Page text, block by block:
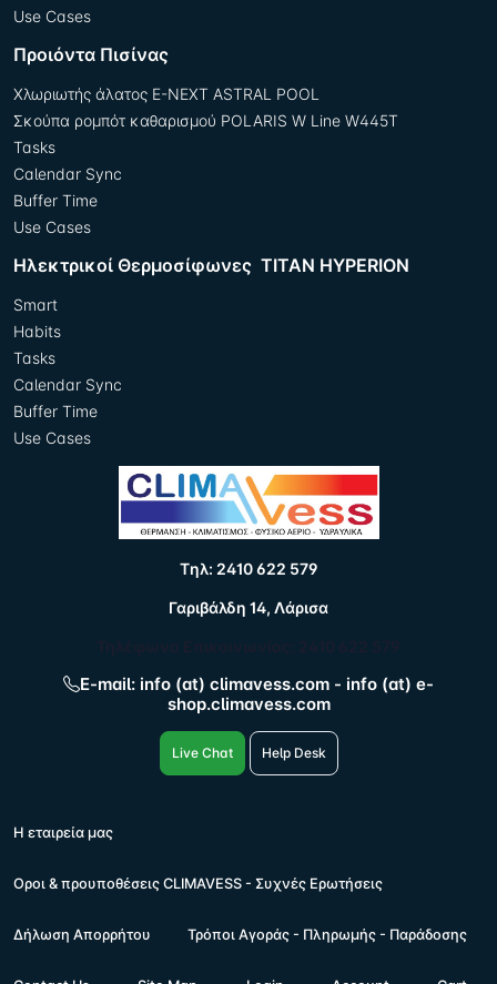
Use Cases
Προιόντα Πισίνας
Χλωριωτής άλατος E-NEXT ASTRAL POOL
Σκούπα ρομπότ καθαρισμού POLARIS W Line W445T
Tasks
Calendar Sync
Buffer Time
Use Cases
Ηλεκτρικοί Θερμοσίφωνες TITAN HYPERION
Smart
Habits
Tasks
Calendar Sync
Buffer Time
Use Cases
Tηλ: 2410 622 579
Γαριβάλδη 14, Λάρισα
E-mail: info (at) climavess.com - info (at) e-
shop.climavess.com
Live Chat Help Desk
Η εταιρεία μας
Οροι & προυποθέσεις CLIMAVESS - Συχνές Ερωτήσεις
Δήλωση Απορρήτου Τρόποι Αγοράς - Πληρωμής - Παράδοσης